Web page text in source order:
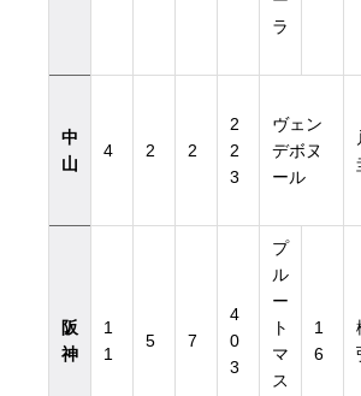
ラ
中
山
4 2 2
2
2
3
ヴェン
デボヌ
ール
阪
神
1
1
5 7
4
0
3
プ
ル
ー
ト
マ
ス
1
6